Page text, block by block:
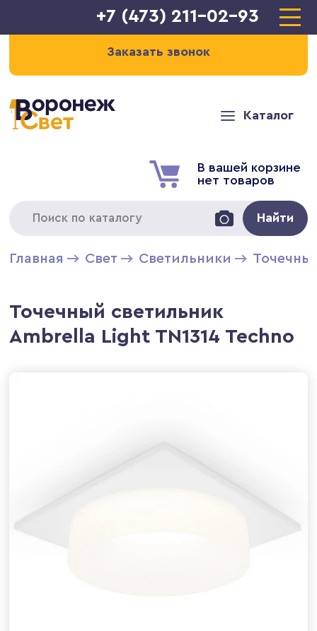
+7 (473) 211-02-93
Заказать звонок
Каталог
В вашей корзине
нет товаров
Найти
Главная Свет Светильники
Точечный светильник
Ambrella Light TN1314 Techno